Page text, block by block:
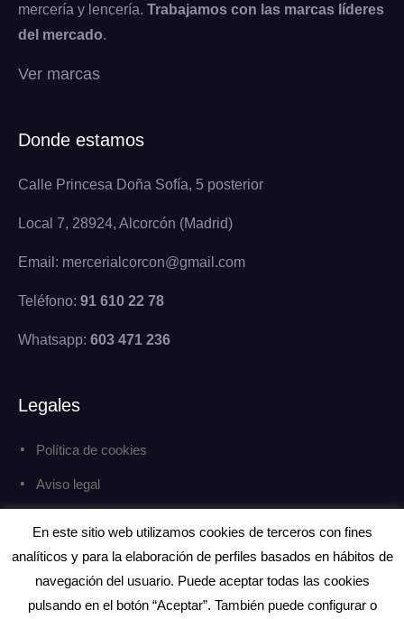
mercería y lencería. Trabajamos con las marcas líderes
del mercado.
Ver marcas
Donde estamos
Calle Princesa Doña Sofía, 5 posterior
Local 7, 28924, Alcorcón (Madrid)
Email: mercerialcorcon@gmail.com
Teléfono: 91 610 22 78
Whatsapp: 603 471 236
Legales
Política de cookies
Aviso legal
En este sitio web utilizamos cookies de terceros con fines
analíticos y para la elaboración de perfiles basados en hábitos de
navegación del usuario. Puede aceptar todas las cookies
pulsando en el botón “Aceptar”. También puede configurar o